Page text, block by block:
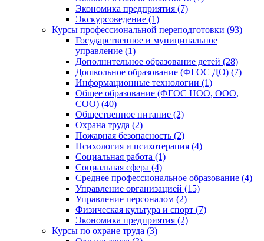
Экономика предприятия (7)
Экскурсоведение (1)
Курсы профессиональной переподготовки (93)
Государственное и муниципальное
управление (1)
Дополнительное образование детей (28)
Дошкольное образование (ФГОС ДО) (7)
Информационные технологии (1)
Общее образование (ФГОС НОО, ООО,
СОО) (40)
Общественное питание (2)
Охрана труда (2)
Пожарная безопасность (2)
Психология и психотерапия (4)
Социальная работа (1)
Социальная сфера (4)
Среднее профессиональное образование (4)
Управление организацией (15)
Управление персоналом (2)
Физическая культура и спорт (7)
Экономика предприятия (2)
Курсы по охране труда (3)